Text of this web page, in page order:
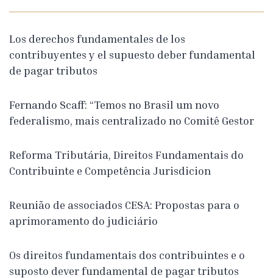
Los derechos fundamentales de los
contribuyentes y el supuesto deber fundamental
de pagar tributos
Fernando Scaff: “Temos no Brasil um novo
federalismo, mais centralizado no Comitê Gestor
Reforma Tributária, Direitos Fundamentais do
Contribuinte e Competência Jurisdicion
Reunião de associados CESA: Propostas para o
aprimoramento do judiciário
Os direitos fundamentais dos contribuintes e o
suposto dever fundamental de pagar tributos